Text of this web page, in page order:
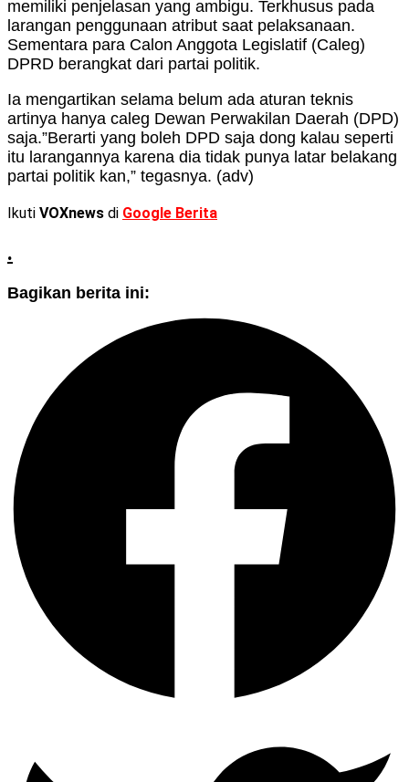
memiliki penjelasan yang ambigu. Terkhusus pada
larangan penggunaan atribut saat pelaksanaan.
Sementara para Calon Anggota Legislatif (Caleg)
DPRD berangkat dari partai politik.
Ia mengartikan selama belum ada aturan teknis
artinya hanya caleg Dewan Perwakilan Daerah (DPD)
saja.”Berarti yang boleh DPD saja dong kalau seperti
itu larangannya karena dia tidak punya latar belakang
partai politik kan,” tegasnya. (adv)
Ikuti VOXnews di Google Berita
.
Bagikan berita ini: